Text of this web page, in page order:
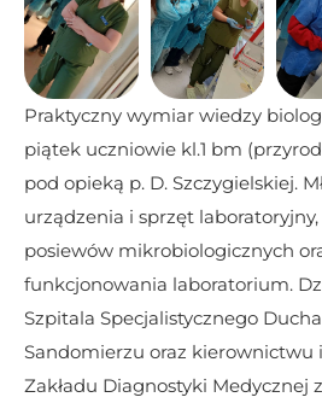
Praktyczny wymiar wiedzy
piątek uczniowie kl.1 bm
pod opieką p. D. Szczygielskiej.
urządzenia i sprzęt
posiewów mikrobiologicznych
funkcjonowania laboratorium.
Szpitala Specjalistycznego
Sandomierzu oraz kierownictwu
Zakładu Diagnostyki Medycznej